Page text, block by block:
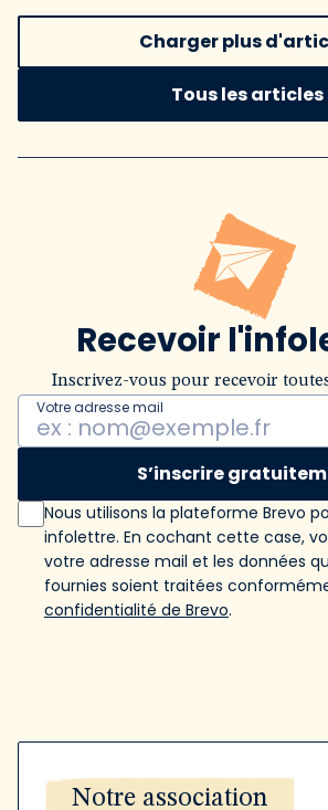
Charger plus
Tous les articles
Recevoir
Inscrivez-vous pour recevoir
Votre adresse mail
S’inscrire
Nous utilisons la plateforme Brevo
infolettre. En cochant cette case,
votre adresse mail et les données
fournies soient traitées
confidentialité de Brevo.
Notre association